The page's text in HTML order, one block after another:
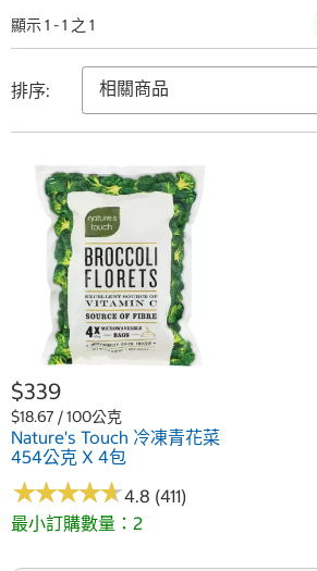
顯示 1 - 1 之 1
排序:
$339
$18.67 / 100公克
Nature's Touch 冷凍青花菜
454公克 X 4包
★★★★★
★★★★★4.8 (411)
最小訂購數量：2